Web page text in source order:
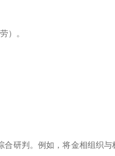
）。
研判。例如，将金相组织